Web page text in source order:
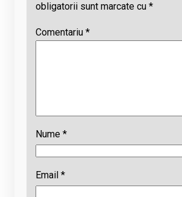
obligatorii sunt marcate cu *
Comentariu *
Nume *
Email *